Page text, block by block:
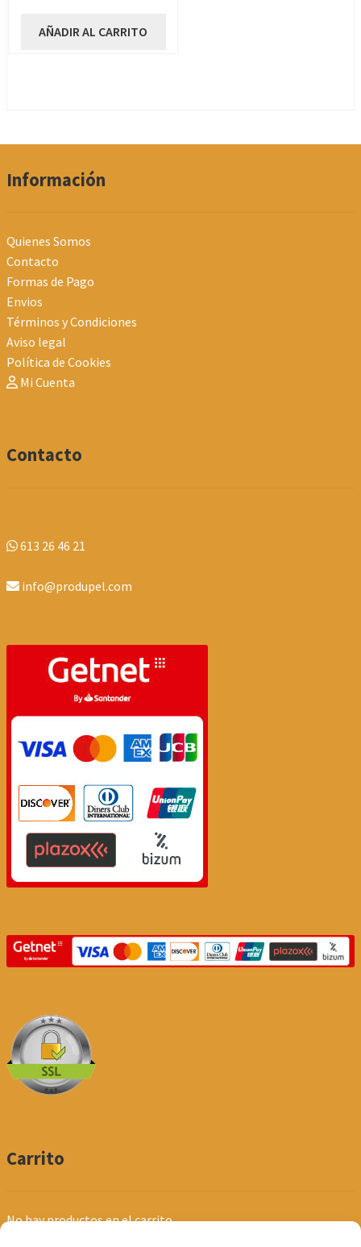
AÑADIR AL CARRITO
Información
Quienes Somos
Contacto
Formas de Pago
Envios
Términos y Condiciones
Aviso legal
Política de Cookies
Mi Cuenta
Contacto
613 26 46 21
info@produpel.com
Carrito
No hay productos en el carrito.